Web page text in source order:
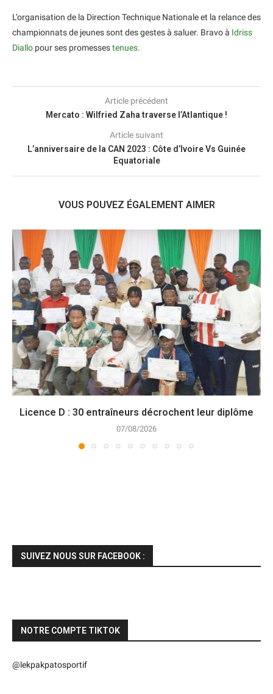
L’organisation de la Direction Technique Nationale et la relance des
championnats de jeunes sont des gestes à saluer. Bravo à Idriss
Diallo pour ses promessestenues.
Article précédent
Mercato : Wilfried Zaha traverse l’Atlantique !
Article suivant
L’anniversaire de la CAN 2023 : Côte d’Ivoire Vs Guinée
Equatoriale
VOUS POUVEZ ÉGALEMENT AIMER
Licence D : 30 entraîneurs décrochent leur diplôme
07/08/2026
SUIVEZ NOUS SUR FACEBOOK :
NOTRE COMPTE TIKTOK
@lekpakpatosportif